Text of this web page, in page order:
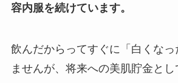
容内服を続けています。
飲んだからってすぐに「白くなっ
ませんが、将来への美肌貯金とし